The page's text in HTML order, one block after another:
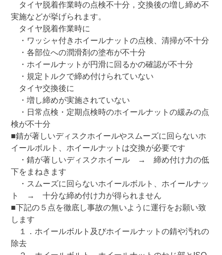
タイヤ脱着作業時の点検不十分，交換後の増し締め不
実施などが挙げられます。
タイヤ脱着作業時に
・ワッシャ付きホイールナットの点検、清掃が不十分
・各部位への潤滑剤の塗布が不十分
・ホイールナットが円滑に回るかの確認が不十分
・規定トルクで締め付けられていない
タイヤ交換後に
・増し締めが実施されていない
・日常点検・定期点検時のホイールナットの緩みの点
検が不十分
■錆が著しいディスクホイールやスムーズに回らないホ
イールボルト、ホイールナットは交換が必要です
・錆が著しいディスクホイール → 締め付け力の低
下をまねきます
・スムーズに回らないホイールボルト、ホイールナッ
ト → 十分な締め付け力が得られません
■下記の５点を徹底し事故の無いように運行をお願い致
します
１．ホイールボルト及びホイールナットの錆や汚れの
除去